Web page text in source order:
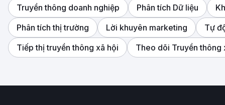
Truyền thông doanh nghiệp
Phân tích Dữ liệu
Phân tích thị trường
Lời khuyên marketing
Tự
Tiếp thị truyền thông xã hội
Theo dõi Truyền thông